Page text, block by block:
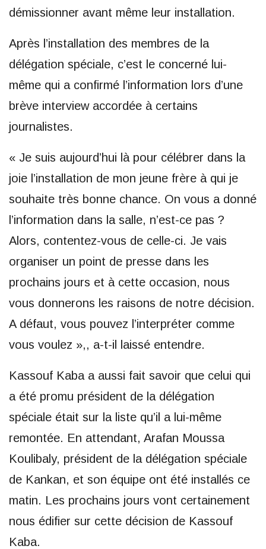
démissionner avant même leur installation.
Après l’installation des membres de la
délégation spéciale, c’est le concerné lui-
même qui a confirmé l’information lors d’une
brève interview accordée à certains
journalistes.
« Je suis aujourd’hui là pour célébrer dans la
joie l’installation de mon jeune frère à qui je
souhaite très bonne chance. On vous a donné
l’information dans la salle, n’est-ce pas ?
Alors, contentez-vous de celle-ci. Je vais
organiser un point de presse dans les
prochains jours et à cette occasion, nous
vous donnerons les raisons de notre décision.
A défaut, vous pouvez l’interpréter comme
vous voulez »,, a-t-il laissé entendre.
Kassouf Kaba a aussi fait savoir que celui qui
a été promu président de la délégation
spéciale était sur la liste qu’il a lui-même
remontée. En attendant, Arafan Moussa
Koulibaly, président de la délégation spéciale
de Kankan, et son équipe ont été installés ce
matin. Les prochains jours vont certainement
nous édifier sur cette décision de Kassouf
Kaba.